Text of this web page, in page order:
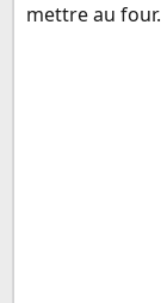
mettre au four.